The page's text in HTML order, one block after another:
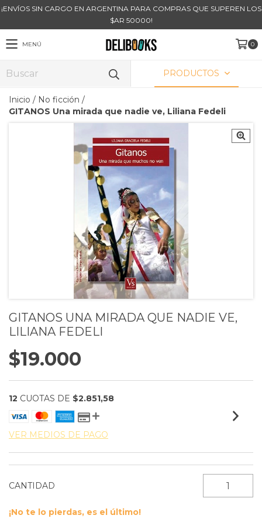
¡ENVÍOS SIN CARGO EN ARGENTINA PARA COMPRAS QUE SUPEREN LOS
$AR 50000!
MENÚ 0
PRODUCTOS
Inicio / No ficción /
GITANOS Una mirada que nadie ve, Liliana Fedeli
GITANOS UNA MIRADA QUE NADIE VE,
LILIANA FEDELI
$19.000
12 CUOTAS DE $2.851,58
VER MEDIOS DE PAGO
CANTIDAD
¡No te lo pierdas, es el último!